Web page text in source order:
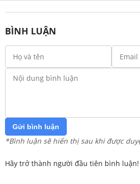
BÌNH LUẬN
Gửi bình luận
*Bình luận sẽ hiển thị sau khi được
Hãy trở thành người đầu tiên bình luận!